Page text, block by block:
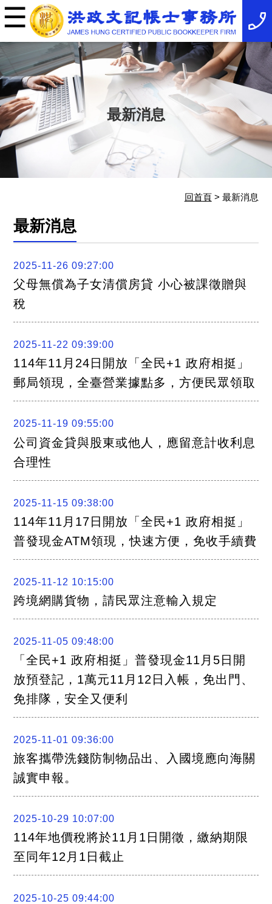
☰
×
務
所
簡
介
最
新
消
息
稅
務
法
服
最新消息
回首頁> 最新消息
最新消息
2025-11-26 09:27:00
父母無償為子女清償房貸 小心被課徵贈與
稅
2025-11-22 09:39:00
114年11月24日開放「全民+1 政府相挺」
郵局領現，全臺營業據點多，方便民眾領取
2025-11-19 09:55:00
公司資金貸與股東或他人，應留意計收利息
合理性
2025-11-15 09:38:00
114年11月17日開放「全民+1 政府相挺」
普發現金ATM領現，快速方便，免收手續費
2025-11-12 10:15:00
跨境網購貨物，請民眾注意輸入規定
2025-11-05 09:48:00
「全民+1 政府相挺」普發現金11月5日開
放預登記，1萬元11月12日入帳，免出門、
免排隊，安全又便利
2025-11-01 09:36:00
旅客攜帶洗錢防制物品出、入國境應向海關
誠實申報。
2025-10-29 10:07:00
114年地價稅將於11月1日開徵，繳納期限
至同年12月1日截止
2025-10-25 09:44:00